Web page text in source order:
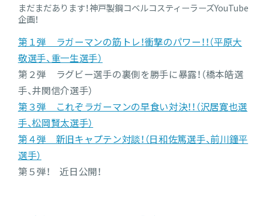
まだまだあります！神戸製鋼コベルコスティーラーズYouTube
企画！
第１弾 ラガーマンの筋トレ！衝撃のパワー！！（平原大
敬選手、重一生選手）
第２弾 ラグビー選手の裏側を勝手に暴露！（橋本皓選
手、井関信介選手）
第３弾 これぞラガーマンの早食い対決！！（沢居寛也選
手、松岡賢太選手）
第４弾 新旧キャプテン対談！（日和佐篤選手、前川鐘平
選手）
第５弾！ 近日公開！